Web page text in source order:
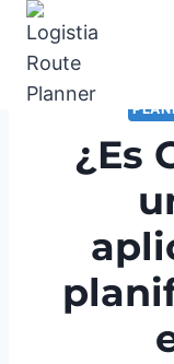
Saltar
contenido
¿Es